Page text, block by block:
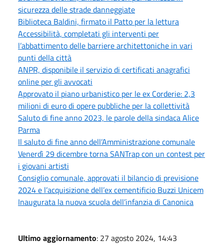
sicurezza delle strade danneggiate
Biblioteca Baldini, firmato il Patto per la lettura
Accessibilità, completati gli interventi per
l’abbattimento delle barriere architettoniche in vari
punti della città
ANPR, disponibile il servizio di certificati anagrafici
online per gli avvocati
Approvato il piano urbanistico per le ex Corderie: 2,3
milioni di euro di opere pubbliche per la collettività
Saluto di fine anno 2023, le parole della sindaca Alice
Parma
Il saluto di fine anno dell’Amministrazione comunale
Venerdì 29 dicembre torna SANTrap con un contest per
i giovani artisti
Consiglio comunale, approvati il bilancio di previsione
2024 e l’acquisizione dell’ex cementificio Buzzi Unicem
Inaugurata la nuova scuola dell’infanzia di Canonica
Ultimo aggiornamento: 27 agosto 2024, 14:43